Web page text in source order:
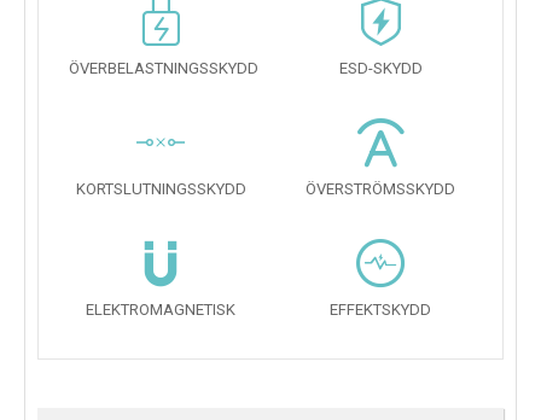
ÖVERBELASTNINGSSKYDD ESD-SKYDD
KORTSLUTNINGSSKYDD ÖVERSTRÖMSSKYDD
ELEKTROMAGNETISK EFFEKTSKYDD